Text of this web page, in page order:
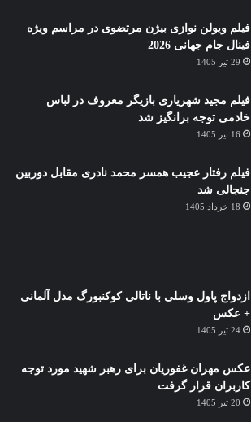
فیلم ویولن نوازی بیژن مرتضوی در مراسم ویژه
فینال جام جهانی 2026
29 تیر 1405
فیلم مجید شهریاری بازیگر معروف در لباس
خادمی توجه برانگیز شد
16 تیر 1405
فیلم رفتار عجیب همسر محمد نادری مقابل دوربین
جنجالی شد
18 خرداد 1405
ازدواج پاول وسلی با ناتالی کوکنبورگ مدل آلمانی
+ عکس
24 تیر 1405
عکس مهران غفوریان برای رهبر شهید مورد توجه
کاربران قرار گرفت
20 تیر 1405